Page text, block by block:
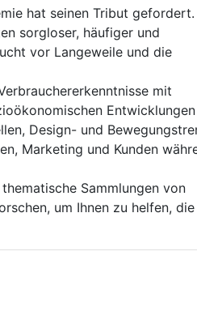
hat seinen Tribut gefordert.
sorgloser, häufiger und
vor Langeweile und die
mit
Entwicklungen
Design- und
Marketing und Kunden
Sammlungen von
um Ihnen zu helfen, die